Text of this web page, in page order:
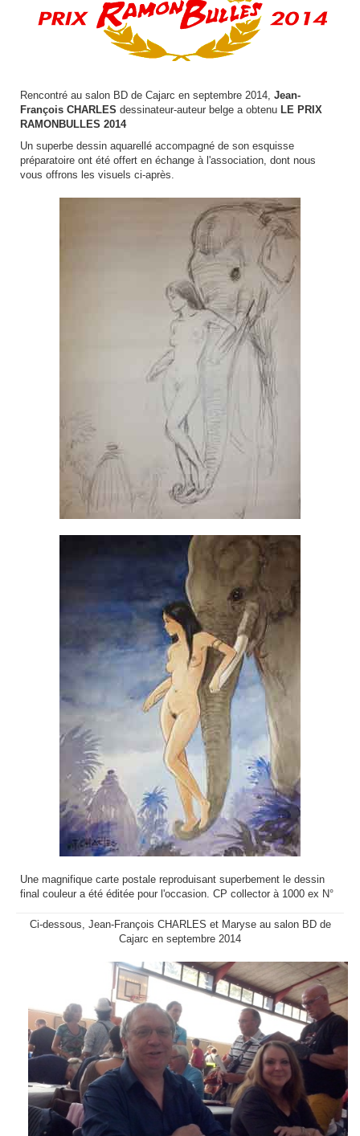
Rencontré au salon BD de Cajarc en septembre 2014, Jean-
François CHARLES dessinateur-auteur belge a obtenu LE PRIX
RAMONBULLES 2014
Un superbe dessin aquarellé accompagné de son esquisse
préparatoire ont été offert en échange à l'association, dont nous
vous offrons les visuels ci-après.
Une magnifique carte postale reproduisant superbement le dessin
final couleur a été éditée pour l'occasion. CP collector à 1000 ex N°
Ci-dessous, Jean-François CHARLES et Maryse au salon BD de
Cajarc en septembre 2014